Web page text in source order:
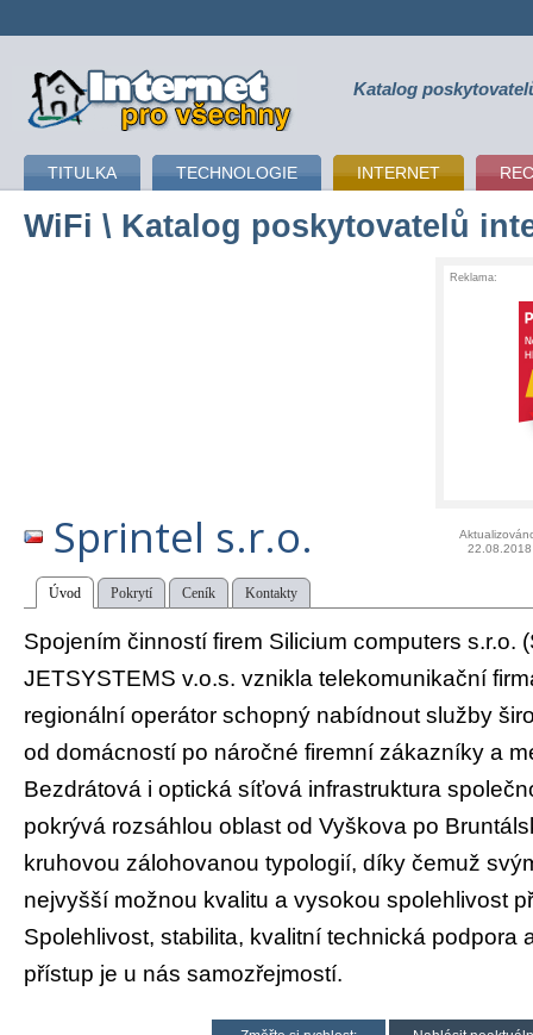
připojení k internetu Katalog
TITULKA TECHNOLOGIE INTERNET
WiFi \ Katalog poskytovatelů
Reklama:
Sprintel s.r.o.
22.08.2018
Úvod Pokrytí Ceník Kontakty
Spojením činností firem Silicium computers s.r.o.
JETSYSTEMS v.o.s. vznikla telekomunikační
regionální operátor schopný nabídnout služby
od domácností po náročné firemní zákazníky a
Bezdrátová i optická síťová infrastruktura
pokrývá rozsáhlou oblast od Vyškova po
kruhovou zálohovanou typologií, díky čemuž
nejvyšší možnou kvalitu a vysokou spolehlivost
Spolehlivost, stabilita, kvalitní technická podpora
přístup je u nás samozřejmostí.